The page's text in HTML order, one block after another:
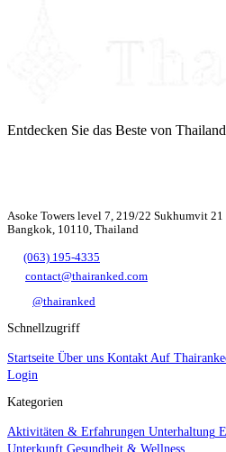
Entdecken Sie das Beste von
Asoke Towers level 7, 219/22 Sukhumvit
Bangkok, 10110, Thailand
(063) 195-4335
contact@thairanked.com
@thairanked
Schnellzugriff
Startseite Über uns Kontakt Auf
Login
Kategorien
Aktivitäten & Erfahrungen Unterhaltung
Unterkunft Gesundheit & Wellness